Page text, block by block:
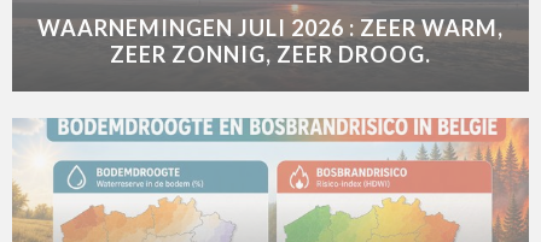
WAARNEMINGEN JULI 2026 : ZEER WARM,
ZEER ZONNIG, ZEER DROOG.